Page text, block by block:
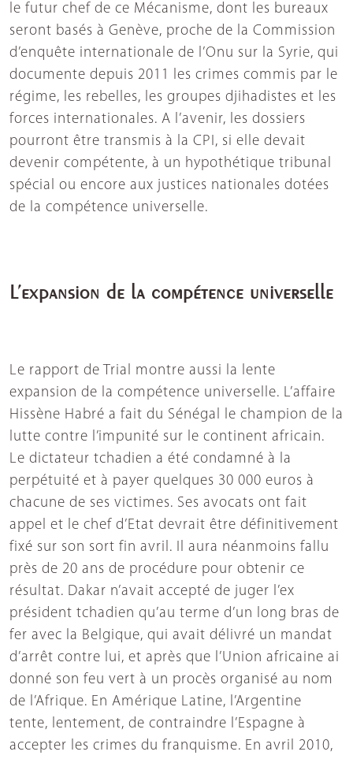
le futur chef de ce Mécanisme, dont les bureaux
seront basés à Genève, proche de la Commission
d’enquête internationale de l’Onu sur la Syrie, qui
documente depuis 2011 les crimes commis par le
régime, les rebelles, les groupes djihadistes et les
forces internationales. A l’avenir, les dossiers
pourront être transmis à la CPI, si elle devait
devenir compétente, à un hypothétique tribunal
spécial ou encore aux justices nationales dotées
de la compétence universelle.
L’expansion de la compétence universelle
Le rapport de Trial montre aussi la lente
expansion de la compétence universelle. L’affaire
Hissène Habré a fait du Sénégal le champion de la
lutte contre l’impunité sur le continent africain.
Le dictateur tchadien a été condamné à la
perpétuité et à payer quelques 30 000 euros à
chacune de ses victimes. Ses avocats ont fait
appel et le chef d’Etat devrait être définitivement
fixé sur son sort fin avril. Il aura néanmoins fallu
près de 20 ans de procédure pour obtenir ce
résultat. Dakar n’avait accepté de juger l’ex
président tchadien qu’au terme d’un long bras de
fer avec la Belgique, qui avait délivré un mandat
d’arrêt contre lui, et après que l’Union africaine ai
donné son feu vert à un procès organisé au nom
de l’Afrique. En Amérique Latine, l’Argentine
tente, lentement, de contraindre l’Espagne à
accepter les crimes du franquisme. En avril 2010,